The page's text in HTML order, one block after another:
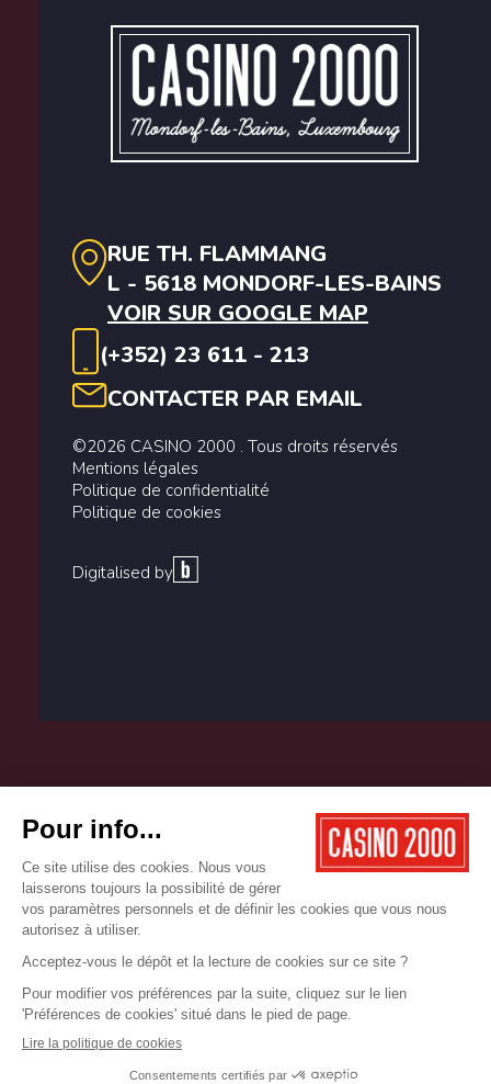
RUE TH. FLAMMANG
L - 5618 MONDORF-LES-BAINS
VOIR SUR GOOGLE MAP
(+352) 23 611 - 213
CONTACTER PAR EMAIL
©2026 CASINO 2000 . Tous droits réservés
Mentions légales
Politique de confidentialité
Politique de cookies
Digitalised by